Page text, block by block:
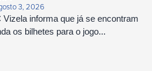
3, 2026
Vizela informa que já se encontram
os bilhetes para o jogo...